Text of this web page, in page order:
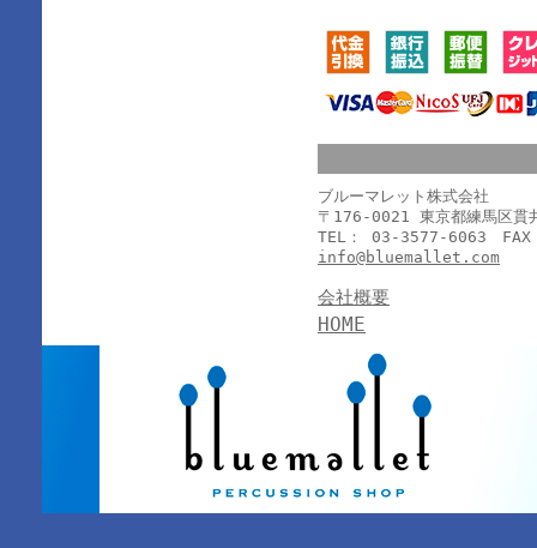
ブルーマレット株式会社
〒176-0021 東京都練馬区貫
TEL： 03-3577-6063
info@bluemallet.com
会社概要
HOME